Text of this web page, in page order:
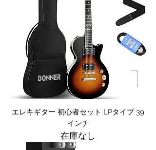
エレキギター 初心者セット LPタイプ 39
インチ
在庫なし